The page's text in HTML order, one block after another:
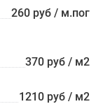
260 руб / м.пог
370 руб / м2
1210 руб / м2